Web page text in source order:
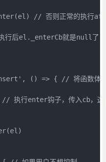
// 否则正常的执行
后el._enterCb就是null了
() => { // 将函数体
执行enter钩子，传入cb，这